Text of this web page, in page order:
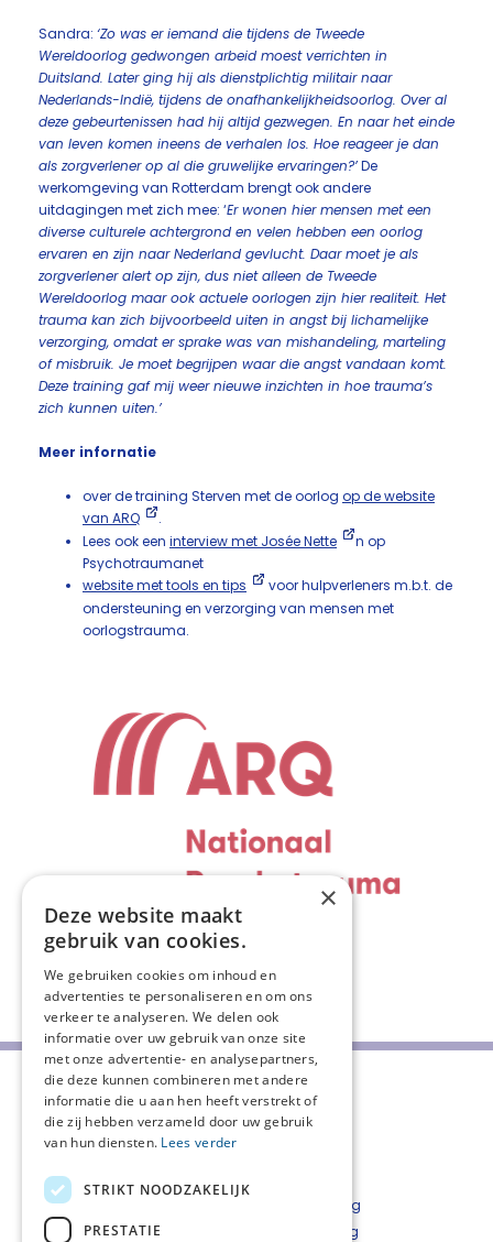
Sandra: ‘Zo was er iemand die tijdens de Tweede
Wereldoorlog gedwongen arbeid moest verrichten in
Duitsland. Later ging hij als dienstplichtig militair naar
Nederlands-Indië, tijdens de onafhankelijkheidsoorlog. Over al
deze gebeurtenissen had hij altijd gezwegen. En naar het einde
van leven komen ineens de verhalen los. Hoe reageer je dan
als zorgverlener op al die gruwelijke ervaringen?’De
werkomgeving van Rotterdam brengt ook andere
uitdagingen met zich mee: ‘Er wonen hier mensen met een
diverse culturele achtergrond en velen hebben een oorlog
ervaren en zijn naar Nederland gevlucht. Daar moet je als
zorgverlener alert op zijn, dus niet alleen de Tweede
Wereldoorlog maar ook actuele oorlogen zijn hier realiteit. Het
trauma kan zich bijvoorbeeld uiten in angst bij lichamelijke
verzorging, omdat er sprake was van mishandeling, marteling
of misbruik. Je moet begrijpen waar die angst vandaan komt.
Deze training gaf mij weer nieuwe inzichten in hoe trauma’s
zich kunnen uiten.’
Meer infornatie
over de training Sterven met de oorlog op de website
van ARQ
.
Lees ook een interview met Josée Nette
n op
Psychotraumanet
website met tools en tips
voor hulpverleners m.b.t. de
ondersteuning en verzorging van mensen met
oorlogstrauma.
Deel deze pagina:
Over ons
CPT Rotterdam en omstreken
Privacyverklaring
Cookieverklaring
×
Deze website maakt
gebruik van cookies.
We gebruiken cookies om inhoud en
advertenties te personaliseren en om ons
verkeer te analyseren. We delen ook
informatie over uw gebruik van onze site
met onze advertentie- en analysepartners,
die deze kunnen combineren met andere
informatie die u aan hen heeft verstrekt of
die zij hebben verzameld door uw gebruik
van hun diensten. Lees verder
STRIKT NOODZAKELIJK
PRESTATIE